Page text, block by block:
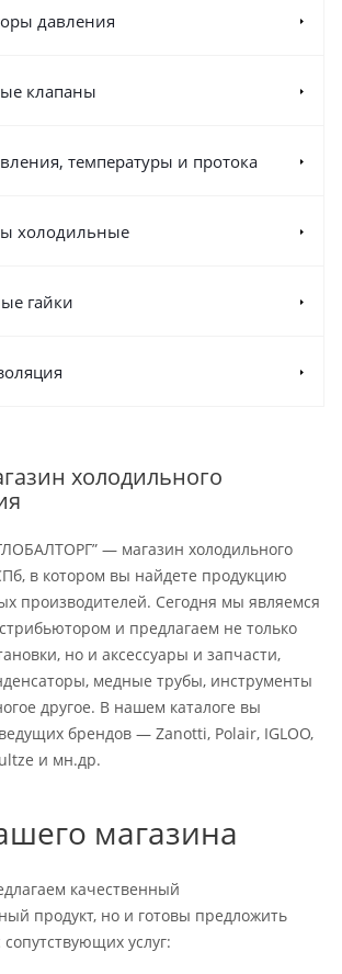
давления
клапаны
температуры и протока
холодильные
гайки
холодильного
— магазин холодильного
в котором вы найдете продукцию
производителей. Сегодня мы являемся
и предлагаем не только
но и аксессуары и запчасти,
медные трубы, инструменты
другое. В нашем каталоге вы
брендов — Zanotti, Polair, IGLOO,
и мн.др.
магазина
качественный
продукт, но и готовы предложить
услуг: